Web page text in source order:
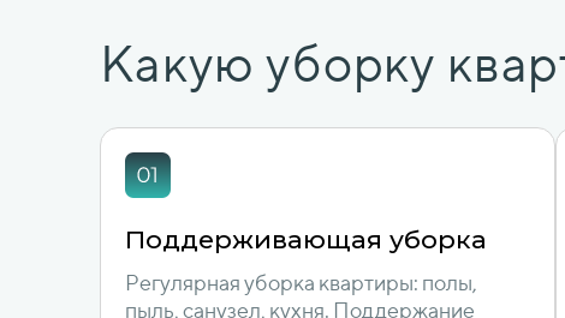
Какую уборку
Поддерживающая уборка
Регулярная уборка квартиры: полы,
пыль, санузел, кухня. Поддержание